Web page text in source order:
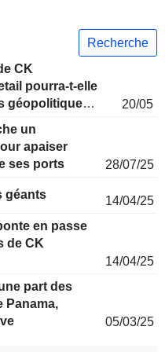
Recherche
CK
pourra-t-elle
géopolitiques
20/05
un
apaiser
ses ports
28/07/25
géants
14/04/25
en passe
de CK
14/04/25
part des
Panama,
05/03/25